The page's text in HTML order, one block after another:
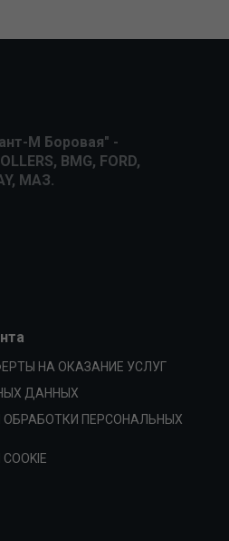
М Боровая" -
BMG, FORD,
МАЗ.
НА ОКАЗАНИЕ УСЛУГ
ДАННЫХ
ПЕРСОНАЛЬНЫХ